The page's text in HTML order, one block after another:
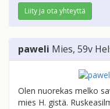
Liity ja ota yhteyttä
paweli Mies, 59v
Olen nuorekas melko
mies H. gistä.